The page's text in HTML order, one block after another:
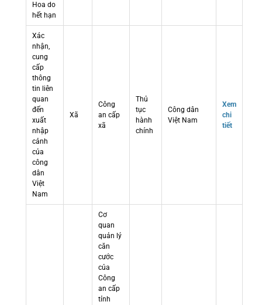
Hoa do
hết hạn
Xác
nhận,
cung
cấp
thông
tin liên
quan
đến
xuất
nhập
cảnh
của
công
dân
Việt
Nam
Xã
Công
an cấp
xã
Thủ
tục
hành
chính
Công dân
Việt Nam
Xem
chi
tiết
Cơ
quan
quản lý
căn
cước
của
Công
an cấp
tỉnh